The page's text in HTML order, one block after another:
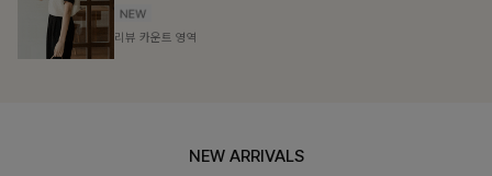
리뷰 카운트 영역
NEW ARRIVALS